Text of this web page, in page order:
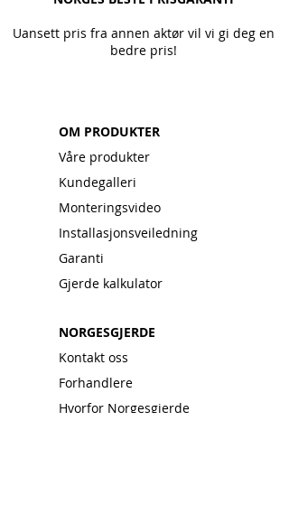
Uansett pris fra annen aktør vil vi gi deg en
bedre pris!
OM PRODUKTER
Våre produkter
Kundegalleri
Monteringsvideo
Installasjonsveiledning
Garanti
Gjerde kalkulator
NORGESGJERDE
Kontakt oss
Forhandlere
Hvorfor Norgesgjerde